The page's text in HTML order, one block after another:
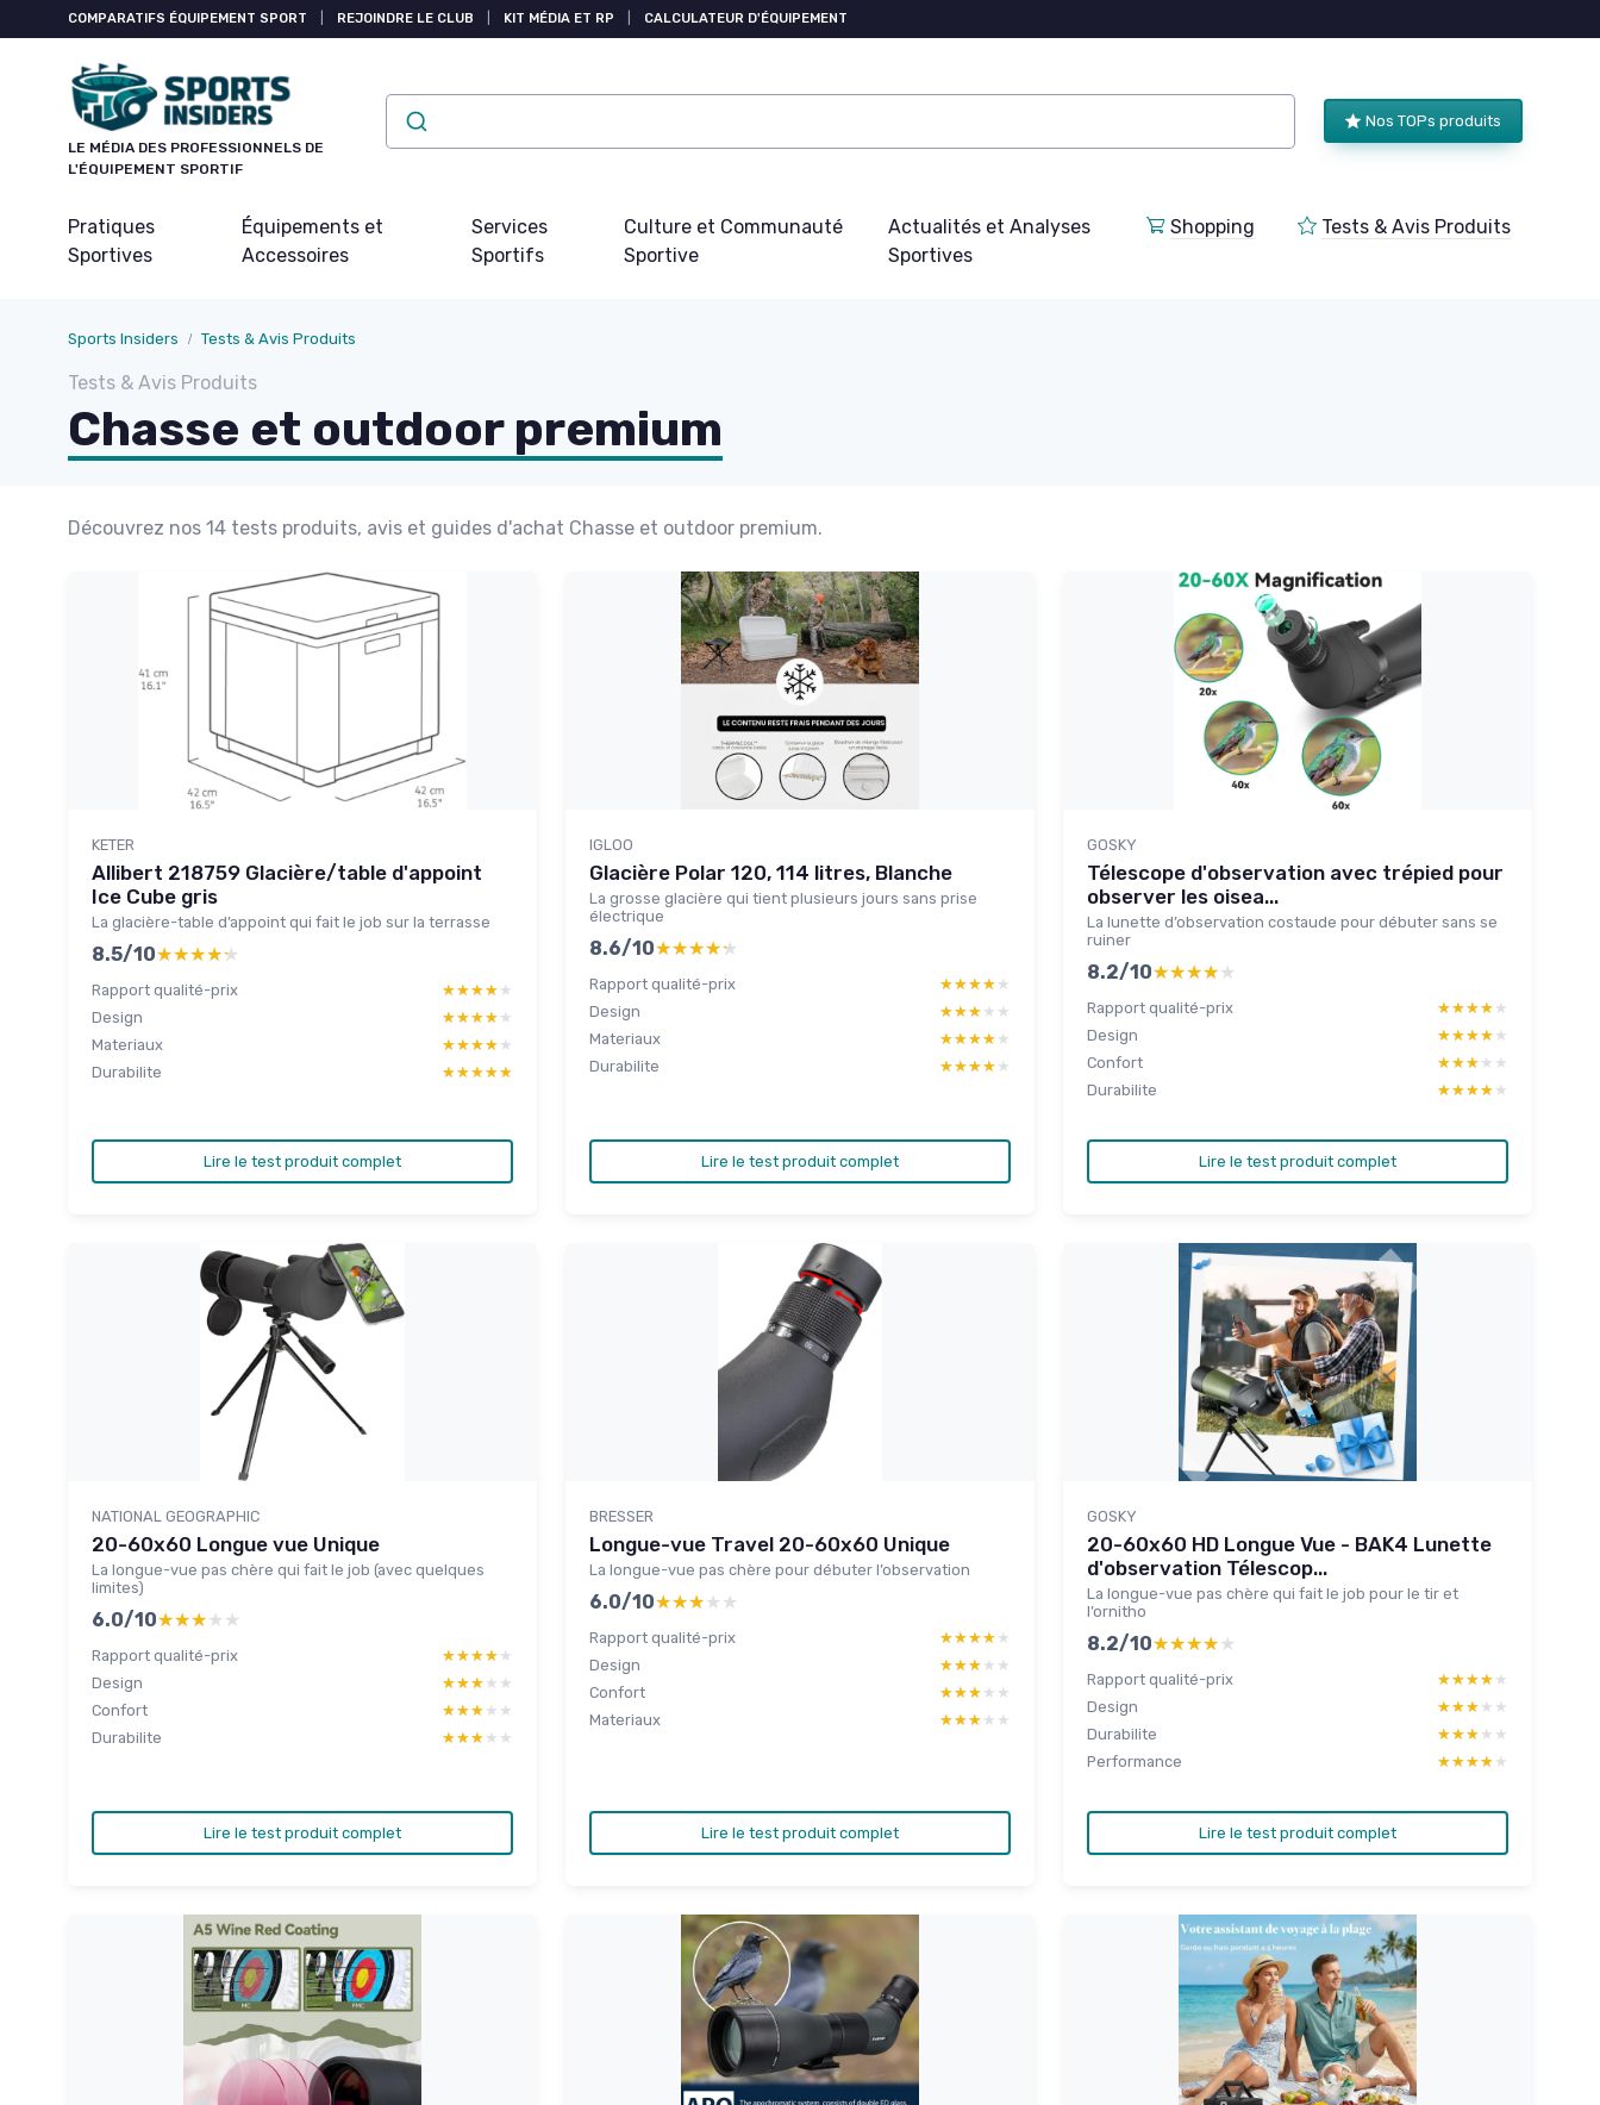
COMPARATIFS ÉQUIPEMENT SPORT REJOINDRE LE CLUB KIT MÉDIA ET RP CALCULATEUR D'ÉQUIPEMENT
LE MÉDIA DES PROFESSIONNELS DE
L'ÉQUIPEMENT SPORTIF
Nos TOPs produits
Pratiques
Sportives
Équipements et
Accessoires
Services
Sportifs
Culture et Communauté
Sportive
Actualités et Analyses
Sportives
Shopping Tests & Avis Produits
Sports Insiders Tests & Avis Produits
Tests & Avis Produits
Chasse et outdoor premium
Découvrez nos 14 tests produits, avis et guides d'achat Chasse et outdoor premium.
KETER
Allibert 218759 Glacière/table d'appoint
Ice Cube gris
La glacière-table d’appoint qui fait le job sur la terrasse
8.5/10★★★★★
★★★★★
Rapport qualité-prix ★★★★★
★★★★★
Design
★★★★★
★★★★★
Materiaux
★★★★★
★★★★★
Durabilite
★★★★★
★★★★★
Lire le test produit complet
IGLOO
Glacière Polar 120, 114 litres, Blanche
La grosse glacière qui tient plusieurs jours sans prise
électrique
8.6/10★★★★★
★★★★★
Rapport qualité-prix ★★★★★
★★★★★
Design
★★★★★
★★★★★
Materiaux
★★★★★
★★★★★
Durabilite
★★★★★
★★★★★
Lire le test produit complet
GOSKY
Télescope d'observation avec trépied pour
observer les oisea...
La lunette d’observation costaude pour débuter sans se
ruiner
8.2/10★★★★★
★★★★★
Rapport qualité-prix ★★★★★
★★★★★
Design
★★★★★
★★★★★
Confort
★★★★★
★★★★★
Durabilite
★★★★★
★★★★★
Lire le test produit complet
NATIONAL GEOGRAPHIC
20-60x60 Longue vue Unique
La longue-vue pas chère qui fait le job (avec quelques
limites)
6.0/10★★★★★
★★★★★
Rapport qualité-prix ★★★★★
★★★★★
Design
★★★★★
★★★★★
Confort
★★★★★
★★★★★
Durabilite
★★★★★
★★★★★
Lire le test produit complet
BRESSER
Longue-vue Travel 20-60x60 Unique
La longue-vue pas chère pour débuter l’observation
6.0/10★★★★★
★★★★★
Rapport qualité-prix ★★★★★
★★★★★
Design
★★★★★
★★★★★
Confort
★★★★★
★★★★★
Materiaux
★★★★★
★★★★★
Lire le test produit complet
GOSKY
20-60x60 HD Longue Vue - BAK4 Lunette
d'observation Télescop...
La longue-vue pas chère qui fait le job pour le tir et
l’ornitho
8.2/10★★★★★
★★★★★
Rapport qualité-prix ★★★★★
★★★★★
Design
★★★★★
★★★★★
Durabilite
★★★★★
★★★★★
Performance
★★★★★
★★★★★
Lire le test produit complet
Panneau de gestion des cookies